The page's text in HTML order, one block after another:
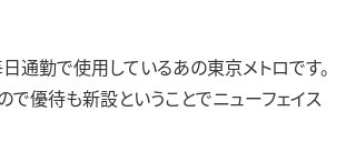
通勤で使用しているあの東京メトロです。
で優待も新設ということでニューフェイス